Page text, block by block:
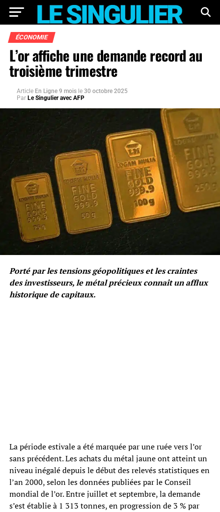
ÉCONOMIE
L’or affiche une demande record au
troisième trimestre
Article En Ligne 9 mois le 30 octobre 2025
Par Le Singulier avec AFP
Porté par les tensions géopolitiques et les craintes
des investisseurs, le métal précieux connaît un afflux
historique de capitaux.
La période estivale a été marquée par une ruée vers l’or
sans précédent. Les achats du métal jaune ont atteint un
niveau inégalé depuis le début des relevés statistiques en
l’an 2000, selon les données publiées par le Conseil
mondial de l’or. Entre juillet et septembre, la demande
s’est établie à 1 313 tonnes, en progression de 3 % par